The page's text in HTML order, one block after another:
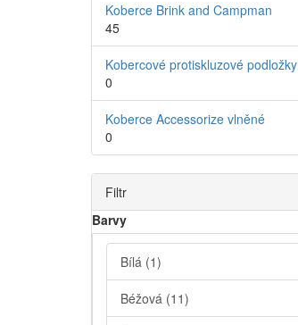
Koberce Brink and Campman
45
Kobercové protiskluzové podložky
0
Koberce Accessorize vlněné
0
Filtr
Barvy
Bílá (1)
Béžová (11)